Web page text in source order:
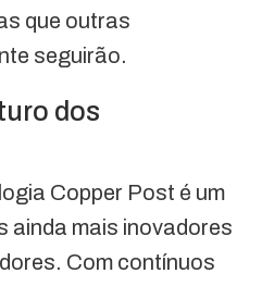
que outras
seguirão.
dos
Copper Post é um
ainda mais inovadores
Com contínuos